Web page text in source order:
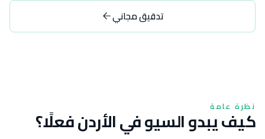
تدقيق مجاني
نظرة عامة
كيف يبدو السيو في الأردن فعلًا؟